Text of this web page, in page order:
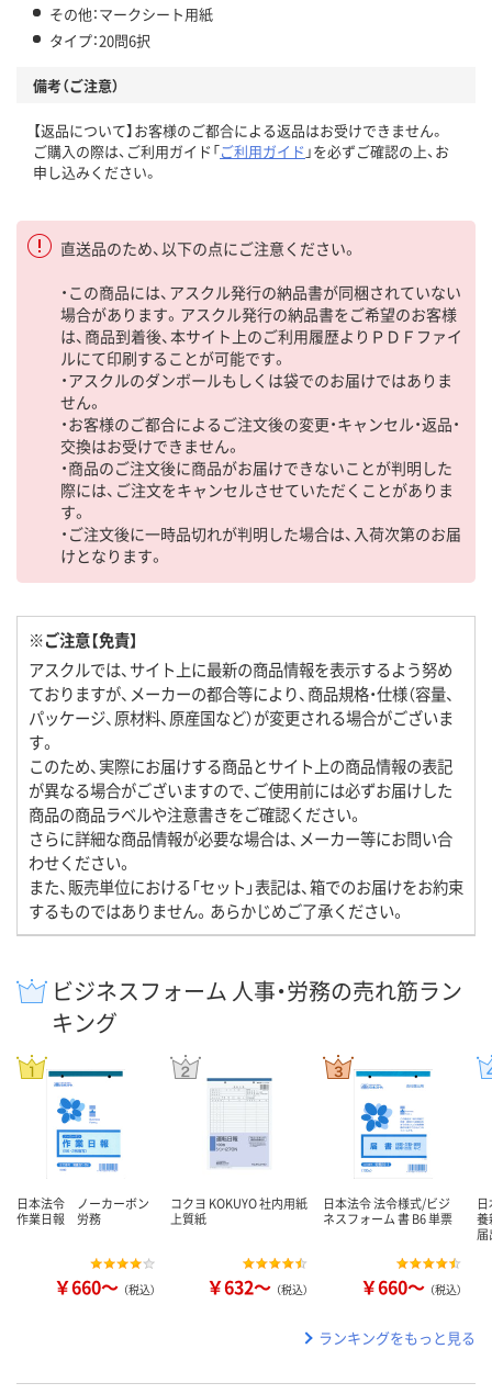
その他：マークシート用紙
タイプ：20問6択
備考（ご注意）
【返品について】お客様のご都合による返品はお受けできません。
ご購入の際は、ご利用ガイド「ご利用ガイド 」を必ずご確認の上、お
申し込みください。
直送品のため、以下の点にご注意ください。
・この商品には、アスクル発行の納品書が同梱されていない
場合があります。アスクル発行の納品書をご希望のお客様
は、商品到着後、本サイト上のご利用履歴よりＰＤＦファイ
ルにて印刷することが可能です。
・アスクルのダンボールもしくは袋でのお届けではありま
せん。
・お客様のご都合によるご注文後の変更・キャンセル・返品・
交換はお受けできません。
・商品のご注文後に商品がお届けできないことが判明した
際には、ご注文をキャンセルさせていただくことがありま
す。
・ご注文後に一時品切れが判明した場合は、入荷次第のお届
けとなります。
※ご注意【免責】
アスクルでは、サイト上に最新の商品情報を表示するよう努め
ておりますが、メーカーの都合等により、商品規格・仕様（容量、
パッケージ、原材料、原産国など）が変更される場合がございま
す。
このため、実際にお届けする商品とサイト上の商品情報の表記
が異なる場合がございますので、ご使用前には必ずお届けした
商品の商品ラベルや注意書きをご確認ください。
さらに詳細な商品情報が必要な場合は、メーカー等にお問い合
わせください。
また、販売単位における「セット」表記は、箱でのお届けをお約束
するものではありません。あらかじめご了承ください。
ビジネスフォーム 人事・労務の売れ筋ラン
キング
日本法令 ノーカーボン
作業日報 労務
￥660～ （税込）
コクヨ KOKUYO 社内用紙
上質紙
￥632～ （税込）
日本法令 法令様式/ビジ
ネスフォーム 書 B6 単票
￥660～ （税込）
養
ランキングをもっと見る